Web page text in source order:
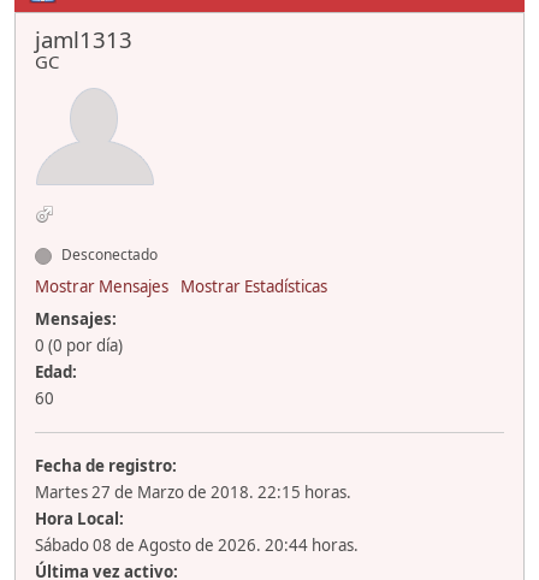
jaml1313
GC
Desconectado
Mostrar Mensajes
Mostrar Estadísticas
Mensajes:
0 (0 por día)
Edad:
60
Fecha de registro:
Martes 27 de Marzo de 2018. 22:15 horas.
Hora Local:
Sábado 08 de Agosto de 2026. 20:44 horas.
Última vez activo: